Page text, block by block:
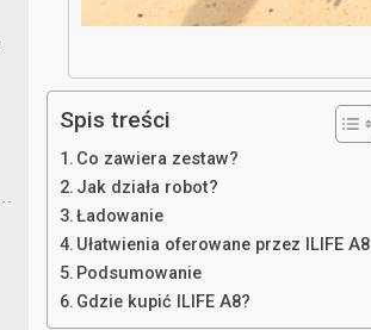
Spis treści
Co zawiera zestaw?
Jak działa robot?
Ładowanie
Ułatwienia oferowane przez ILIFE A8
Podsumowanie
Gdzie kupić ILIFE A8?